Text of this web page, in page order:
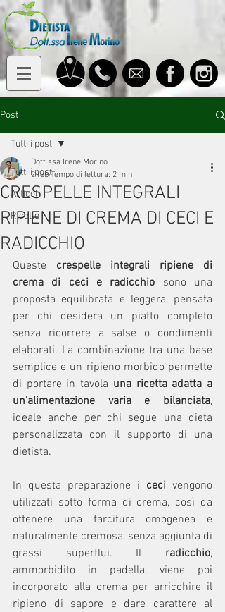
Post
Tutti i post
Articoli
Ricette
Tutti i post
CRESPELLE INTEGRALI
RIPIENE DI CREMA DI CECI E
RADICCHIO
Dott.ssa Irene Morino
2 feb Tempo di lettura: 2 min
Queste crespelle integrali ripiene di
crema di ceci e radicchio sono una
proposta equilibrata e leggera, pensata
per chi desidera un piatto completo
senza ricorrere a salse o condimenti
elaborati. La combinazione tra una base
semplice e un ripieno morbido permette
di portare in tavola una ricetta adatta a
un’alimentazione varia e bilanciata,
ideale anche per chi segue una dieta
personalizzata con il supporto di una
dietista.
In questa preparazione i ceci vengono
utilizzati sotto forma di crema, così da
ottenere una farcitura omogenea e
naturalmente cremosa, senza aggiunta di
grassi superflui. Il radicchio,
ammorbidito in padella, viene poi
incorporato alla crema per arricchire il
ripieno di sapore e dare carattere al